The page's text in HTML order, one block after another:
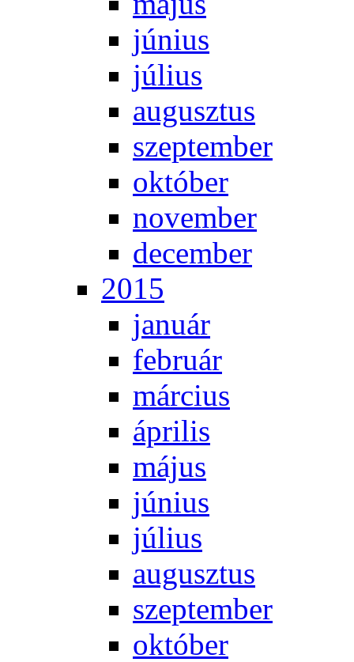
jú­ni­us
jú­li­us
au­gusz­tus
szep­tem­ber
ok­tó­ber
no­vem­ber
de­cem­ber
2015
ja­nu­ár
feb­ru­ár
már­ci­us
áp­ri­lis
má­jus
jú­ni­us
jú­li­us
au­gusz­tus
szep­tem­ber
ok­tó­ber